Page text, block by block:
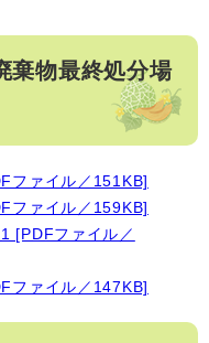
物最終処分場
ファイル／151KB]
ファイル／159KB]
[PDFファイル／
ファイル／147KB]